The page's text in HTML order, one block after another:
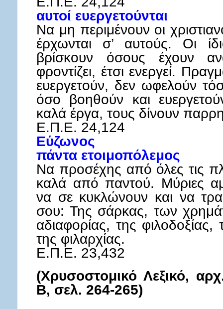
αυτοί ευεργετούνται
Να μη περιμένουν οι
έρχωνται σ’ αυτούς. Οι
βρίσκουν όσους έχουν
φροντίζει, έτσι ενεργεί.
ευεργετούν, δεν ωφελούν
όσο βοηθούν και
καλά έργα, τους δίνουν
Ε.Π.Ε. 24,124
Εύζωνος
πάντα ετοιμοπόλεμος
Να προσέχης από όλες τις
καλά από παντού. Μύριες
να σε κυκλώνουν και να
σου: Της σάρκας, των
αδιαφορίας, της
της φιλαρχίας.
Ε.Π.Ε. 23,432
(Χρυσοστομικό Λεξικό,
Β, σελ. 264-265)